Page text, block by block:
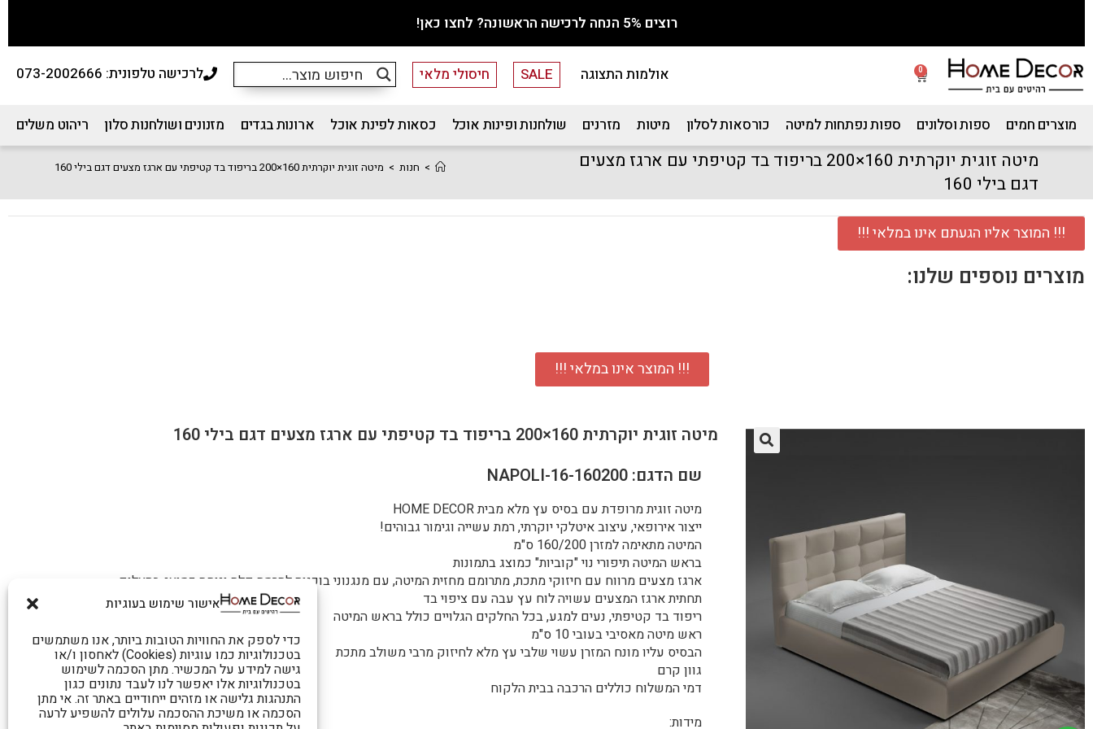
אישור שימוש בעוגיות
כדי לספק את החוויות הטובות ביותר, אנו משתמשים
בטכנולוגיות כמו עוגיות (Cookies) לאחסון ו/או
גישה למידע על המכשיר. מתן הסכמה לשימוש
בטכנולוגיות אלו יאפשר לנו לעבד נתונים כגון
התנהגות גלישה או מזהים ייחודיים באתר זה. אי מתן
הסכמה או משיכת ההסכמה עלולים להשפיע לרעה
רוצים 5% הנחה לרכישה הראשונה? לחצו כאן!
0 אולמות התצוגה SALE חיסולי מלאי לרכישה טלפונית: 073-2002666
מוצרים חמים ספות וסלונים ספות נפתחות למיטה כורסאות לסלון מיטות מזרנים שולחנות ופינות אוכל כסאות לפינת אוכל ארונות בגדים מזנונים ושולחנות סלון ריהוט משלים
מיטה זוגית יוקרתית 160×200 בריפוד בד קטיפתי עם ארגז מצעים
דגם בילי 160
> חנות > מיטה זוגית יוקרתית 160×200 בריפוד בד קטיפתי עם ארגז מצעים דגם בילי 160
!!! המוצר אליו הגעתם אינו במלאי !!!
מוצרים נוספים שלנו:
!!! המוצר אינו במלאי !!!
מיטה זוגית יוקרתית 160×200 בריפוד בד קטיפתי עם ארגז מצעים דגם בילי 160
שם הדגם: NAPOLI-16-160200
מיטה זוגית מרופדת עם בסיס עץ מלא מבית HOME DECOR
ייצור אירופאי, עיצוב איטלקי יוקרתי, רמת עשייה וגימור גבוהים!
המיטה מתאימה למזרן 160/200 ס"מ
בראש המיטה תיפורי נוי "קוביות" כמוצג בתמונות
ארגז מצעים מרווח עם חיזוקי מתכת, מתרומם מחזית המיטה, עם מנגנוני בוכנות להרמה קלה ונוחה כמוצג בתצלום.
תחתית ארגז המצעים עשויה לוח עץ עבה עם ציפוי בד
ריפוד בד קטיפתי, נעים למגע, בכל החלקים הגלויים כולל בראש המיטה
ראש מיטה מאסיבי בעובי 10 ס"מ
הבסיס עליו מונח המזרן עשוי שלבי עץ מלא לחיזוק מרבי משולב מתכת
גוון קרם
דמי המשלוח כוללים הרכבה בבית הלקוח
מידות: